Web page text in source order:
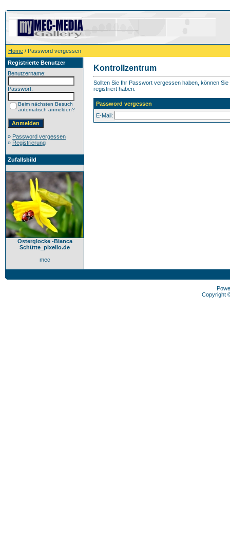
Home / Password vergessen
Registrierte Benutzer
Benutzername:
Passwort:
Beim nächsten Besuch
automatisch anmelden?
» Password vergessen
» Registrierung
Zufallsbild
Osterglocke -Bianca
Schütte_pixelio.de
mec
Kontrollzentrum
Sollten Sie Ihr Passwort vergessen haben, können
registriert haben.
Password vergessen
E-Mail:
Copyright